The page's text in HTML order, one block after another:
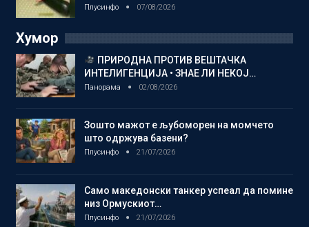
Плусинфо 07/08/2026
Хумор
ПРИРОДНА ПРОТИВ ВЕШТАЧКА
ИНТЕЛИГЕНЦИЈА • ЗНАЕ ЛИ НЕКОЈ…
Панорама 02/08/2026
Зошто мажот е љубоморен на момчето
што одржува базени?
Плусинфо 21/07/2026
Само македонски танкер успеал да помине
низ Ормускиот…
Плусинфо 21/07/2026